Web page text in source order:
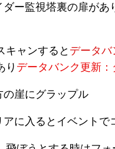
ー監視塔裏の扉が
キャンすると データ
り データバンク更新
崖にグラップル
に入るとイベントで